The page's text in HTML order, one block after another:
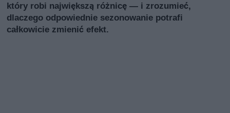
który robi największą różnicę — i zrozumieć,
dlaczego odpowiednie sezonowanie potrafi
całkowicie zmienić efekt.